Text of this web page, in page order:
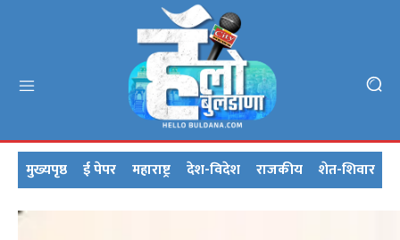
मुख्यपृष्ठ ई पेपर महाराष्ट्र देश-विदेश राजकीय शेत-शिवार